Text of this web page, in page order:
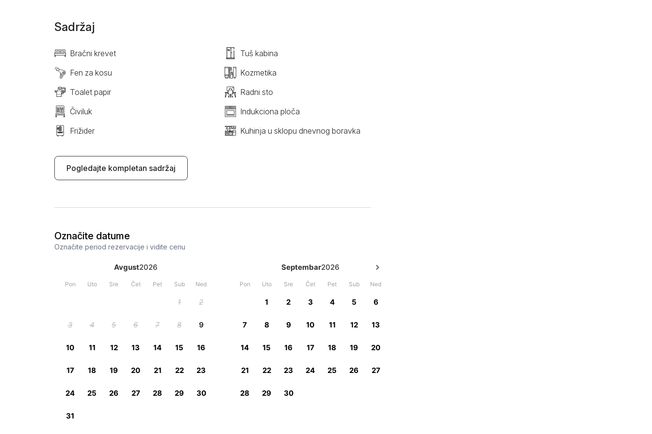
Sadržaj
Bračni krevet
Tuš kabina
Fen za kosu
Kozmetika
Toalet papir
Radni sto
Čiviluk
Indukciona ploča
Frižider
Kuhinja u sklopu dnevnog boravka
Pogledajte kompletan sadržaj
Označite datume
Označite period rezervacije i vidite cenu